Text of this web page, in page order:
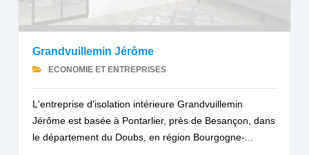
Grandvuillemin Jérôme
ECONOMIE ET ENTREPRISES
L'entreprise d'isolation intérieure Grandvuillemin
Jérôme est basée à Pontarlier, près de Besançon, dans
le département du Doubs, en région Bourgogne-...